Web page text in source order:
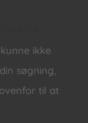
ikke
søgning,
til at